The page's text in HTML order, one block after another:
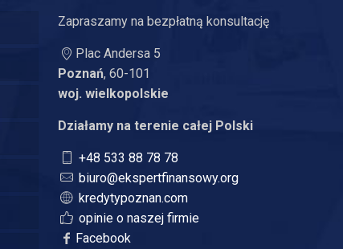
Zapraszamy na bezpłatną konsultację
Plac Andersa 5
Poznań, 60-101
woj. wielkopolskie
Działamy na terenie całej Polski
+48 533 88 78 78
biuro@ekspertfinansowy.org
kredytypoznan.com
opinie o naszej firmie
Facebook